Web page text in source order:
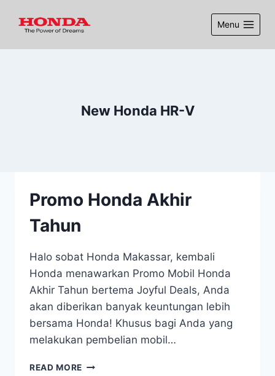
Menu
New Honda HR-V
Promo Honda Akhir
Tahun
Halo sobat Honda Makassar, kembali
Honda menawarkan Promo Mobil Honda
Akhir Tahun bertema Joyful Deals, Anda
akan diberikan banyak keuntungan lebih
bersama Honda! Khusus bagi Anda yang
melakukan pembelian mobil…
READ MORE